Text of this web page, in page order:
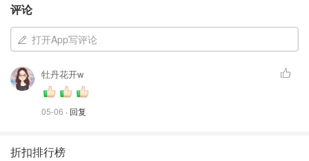
评论
打开App写评论
牡丹花开w
05-06 · 回复
折扣排行榜